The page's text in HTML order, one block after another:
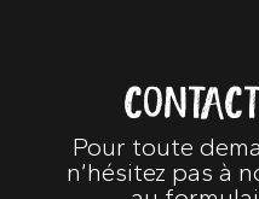
Pour toute
n’hésitez pas à